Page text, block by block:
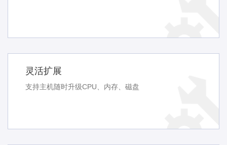
灵活扩展
支持主机随时升级CPU、内存、磁盘